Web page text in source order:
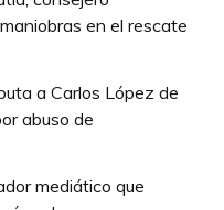
en el rescate
a Carlos López de
abuso de
mediático que